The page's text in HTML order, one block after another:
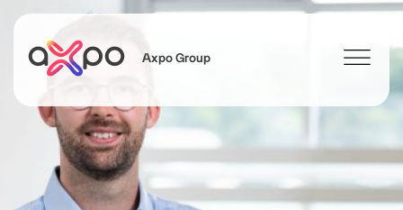
Axpo Group
Suchen